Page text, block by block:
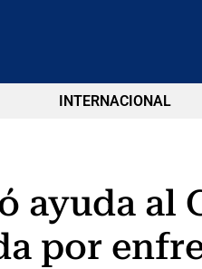
INTERNACIONAL
ayuda al
por